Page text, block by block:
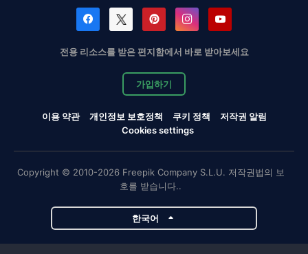
전용 리소스를 받은 편지함에서 바로 받아보세요
가입하기
이용 약관 개인정보 보호정책 쿠키 정책
저작권 알림
Cookies settings
Copyright © 2010-2026 Freepik Company S.L.U. 저작권법의 보
호를 받습니다..
한국어